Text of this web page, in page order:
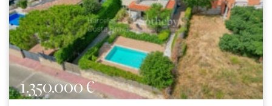
1.350.000 €